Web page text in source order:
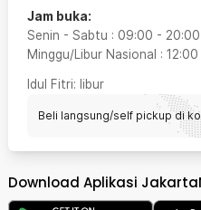
Jam buka:
Senin - Sabtu : 09:00 - 20:00
Minggu/Libur Nasional : 12:00
Idul Fitri: libur
Beli langsung/self pickup di
Download Aplikasi